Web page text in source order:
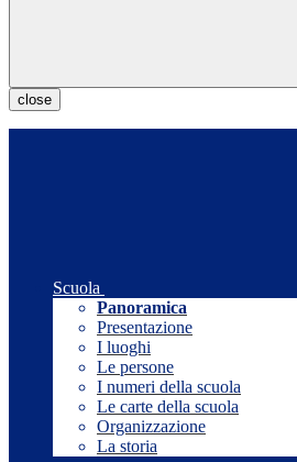
close
Scuola
Panoramica
Presentazione
I luoghi
Le persone
I numeri della scuola
Le carte della scuola
Organizzazione
La storia